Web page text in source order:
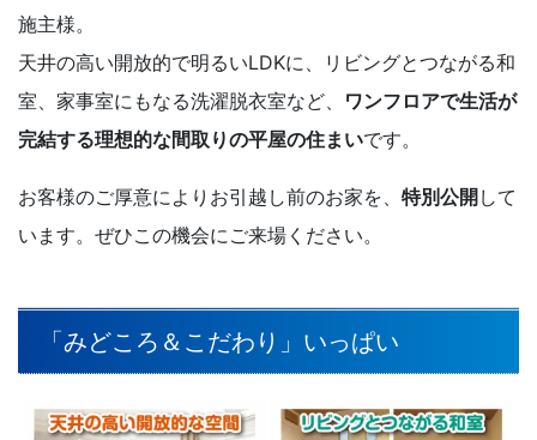
施主様。
天井の高い開放的で明るいLDKに、リビングとつながる和
室、家事室にもなる洗濯脱衣室など、 ワンフロアで生活が
完結する理想的な間取りの平屋の住まいです。
お客様のご厚意によりお引越し前のお家を、 特別公開 して
います。ぜひこの機会にご来場ください。
「みどころ＆こだわり」いっぱい